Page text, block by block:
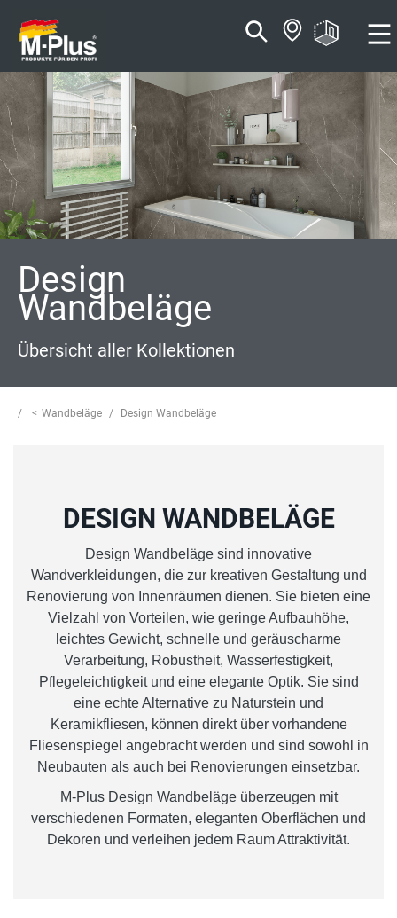
Inhalt
springen
Navigationsmenü
springen
Übersicht aller Kollektionen
Design
Wandbeläge
Wandbeläge Design Wandbeläge
DESIGN WANDBELÄGE
Design Wandbeläge sind innovative
Wandverkleidungen, die zur kreativen Gestaltung und
Renovierung von Innenräumen dienen. Sie bieten eine
Vielzahl von Vorteilen, wie geringe Aufbauhöhe,
leichtes Gewicht, schnelle und geräuscharme
Verarbeitung, Robustheit, Wasserfestigkeit,
Pflegeleichtigkeit und eine elegante Optik. Sie sind
eine echte Alternative zu Naturstein und
Keramikfliesen, können direkt über vorhandene
Fliesenspiegel angebracht werden und sind sowohl in
Neubauten als auch bei Renovierungen einsetzbar.
M-Plus Design Wandbeläge überzeugen mit
verschiedenen Formaten, eleganten Oberflächen und
Dekoren und verleihen jedem Raum Attraktivität.